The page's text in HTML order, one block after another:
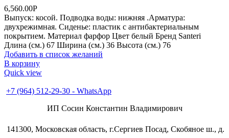
6,560.00Р
Выпуск: косой. Подводка воды: нижняя .Арматура:
двухрежимная. Сиденье: пластик с антибактериальным
покрытием. Материал фарфор Цвет белый Бренд Santeri
Длина (см.) 67 Ширина (см.) 36 Высота (см.) 76
Добавить в список желаний
В корзину
Quick view
+7 (964) 512-29-30 - WhatsApp
ИП Сосин Константин Владимирович
141300, Московская область, г.Сергиев Посад, Скобяное ш., д.